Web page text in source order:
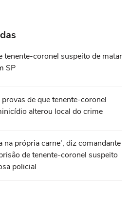
tenente-coronel suspeito de matar
SP
de que tenente-coronel
alterou local do crime
na própria carne', diz comandante
de tenente-coronel suspeito
policial